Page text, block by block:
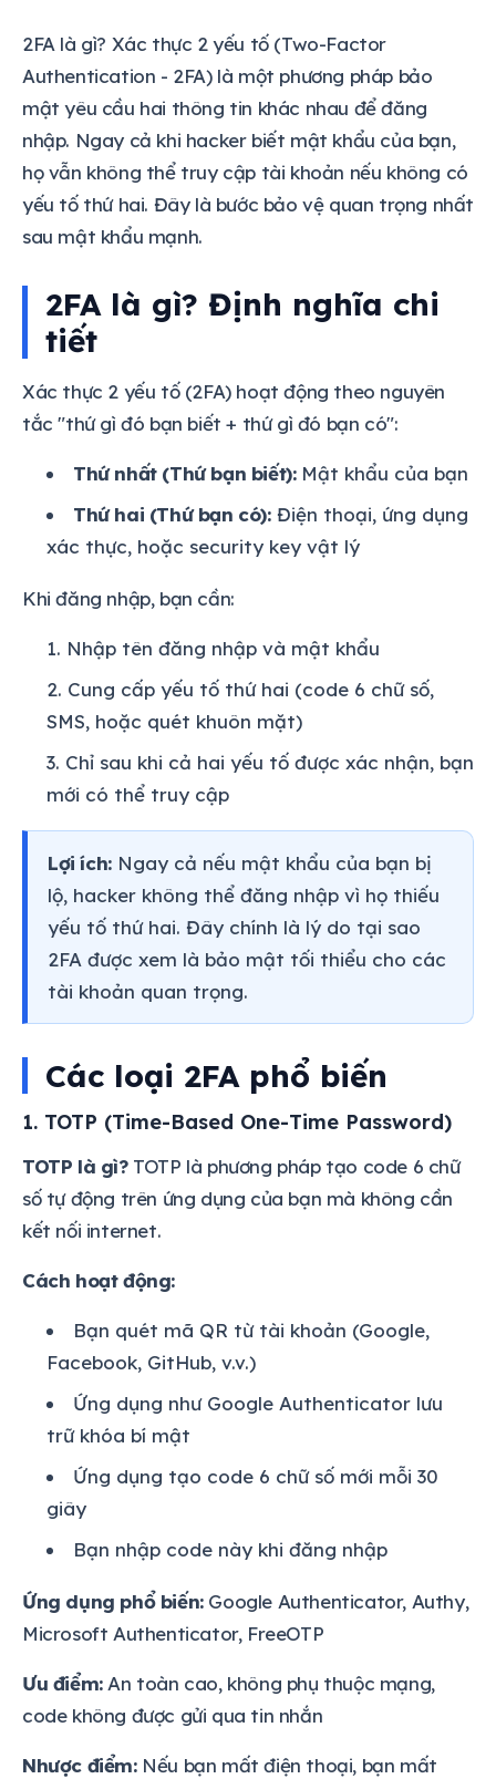
2FA là gì? Xác thực 2 yếu tố (Two-Factor
Authentication - 2FA) là một phương pháp bảo
mật yêu cầu hai thông tin khác nhau để đăng
nhập. Ngay cả khi hacker biết mật khẩu của bạn,
họ vẫn không thể truy cập tài khoản nếu không có
yếu tố thứ hai. Đây là bước bảo vệ quan trọng nhất
sau mật khẩu mạnh.
2FA là gì? Định nghĩa chi
tiết
Xác thực 2 yếu tố (2FA) hoạt động theo nguyên
tắc "thứ gì đó bạn biết + thứ gì đó bạn có":
Thứ nhất (Thứ bạn biết):Mật khẩu của bạn
Thứ hai (Thứ bạn có):Điện thoại, ứng dụng
xác thực, hoặc security key vật lý
Khi đăng nhập, bạn cần:
Nhập tên đăng nhập và mật khẩu
Cung cấp yếu tố thứ hai (code 6 chữ số,
SMS, hoặc quét khuôn mặt)
Chỉ sau khi cả hai yếu tố được xác nhận, bạn
mới có thể truy cập
Lợi ích:Ngay cả nếu mật khẩu của bạn bị
lộ, hacker không thể đăng nhập vì họ thiếu
yếu tố thứ hai. Đây chính là lý do tại sao
2FA được xem là bảo mật tối thiểu cho các
tài khoản quan trọng.
Các loại 2FA phổ biến
1. TOTP (Time-Based One-Time Password)
TOTP là gì?TOTP là phương pháp tạo code 6 chữ
số tự động trên ứng dụng của bạn mà không cần
kết nối internet.
Cách hoạt động:
Bạn quét mã QR từ tài khoản (Google,
Facebook, GitHub, v.v.)
Ứng dụng như Google Authenticator lưu
trữ khóa bí mật
Ứng dụng tạo code 6 chữ số mới mỗi 30
giây
Bạn nhập code này khi đăng nhập
Ứng dụng phổ biến:Google Authenticator, Authy,
Microsoft Authenticator, FreeOTP
Ưu điểm:An toàn cao, không phụ thuộc mạng,
code không được gửi qua tin nhắn
Nhược điểm:Nếu bạn mất điện thoại, bạn mất